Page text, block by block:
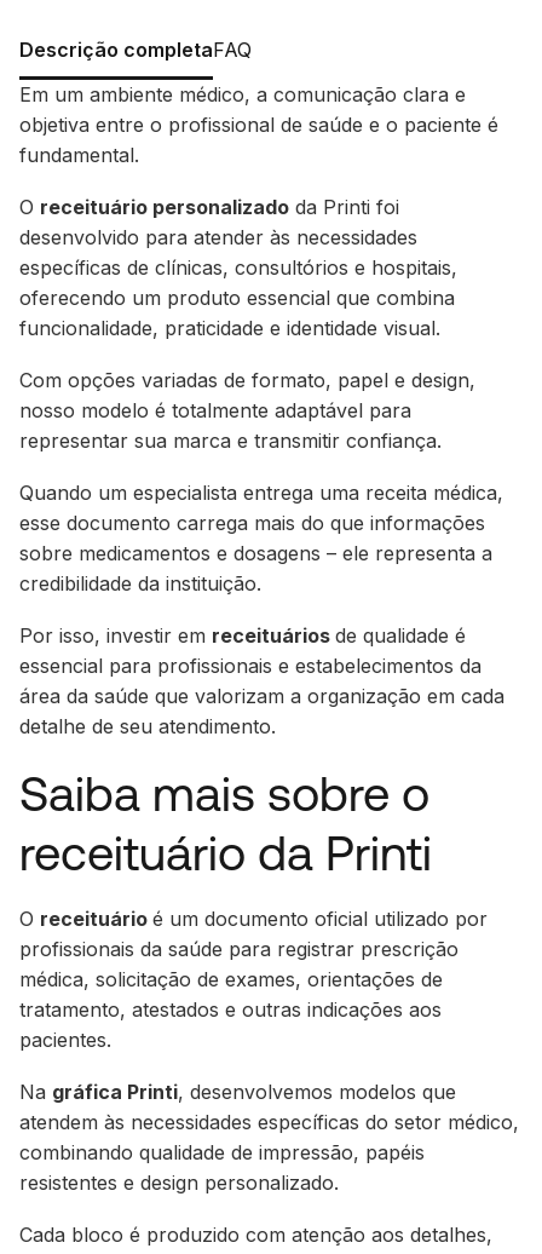
Descrição completaFAQ
Em um ambiente médico, a comunicação clara e
objetiva entre o profissional de saúde e o paciente é
fundamental.
O receituário personalizado da Printi foi
desenvolvido para atender às necessidades
específicas de clínicas, consultórios e hospitais,
oferecendo um produto essencial que combina
funcionalidade, praticidade e identidade visual.
Com opções variadas de formato, papel e design,
nosso modelo é totalmente adaptável para
representar sua marca e transmitir confiança.
Quando um especialista entrega uma receita médica,
esse documento carrega mais do que informações
sobre medicamentos e dosagens – ele representa a
credibilidade da instituição.
Por isso, investir em receituários de qualidade é
essencial para profissionais e estabelecimentos da
área da saúde que valorizam a organização em cada
detalhe de seu atendimento.
Saiba mais sobre o
receituário da Printi
O receituário é um documento oficial utilizado por
profissionais da saúde para registrar prescrição
médica, solicitação de exames, orientações de
tratamento, atestados e outras indicações aos
pacientes.
Na gráfica Printi, desenvolvemos modelos que
atendem às necessidades específicas do setor médico,
combinando qualidade de impressão, papéis
resistentes e design personalizado.
Cada bloco é produzido com atenção aos detalhes,